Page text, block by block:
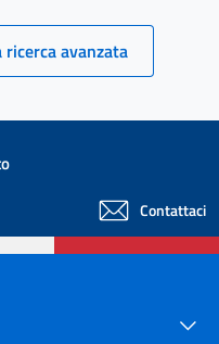
ricerca avanzata
Contattaci